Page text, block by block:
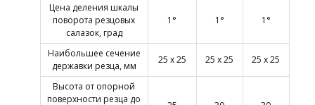
Цена деления шкалы
поворота резцовых
салазок, град
1° 1° 1°
Наибольшее сечение
державки резца, мм
25 х 25 25 х 25 25 х 25
Высота от опорной
поверхности резца до